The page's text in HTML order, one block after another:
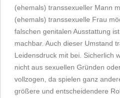
(ehemals) transsexueller Mann
(ehemals) transsexuelle Frau
falschen genitalen Ausstattung
machbar. Auch dieser Umstand
Leidensdruck mit bei. Sicherlich
nicht aus sexuellen Gründen
vollzogen, da spielen ganz
größere und entscheidendere